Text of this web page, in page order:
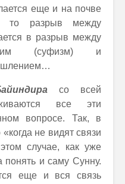
еще и на почве
то разрыв между
в разрыв между
(суфизм) и
со всей
все эти
вопросе. Так, в
«когда не видят связи
случае, как уже
понять и саму Сунну.
еще и вся связь